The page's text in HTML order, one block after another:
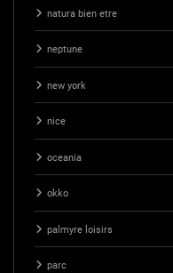
natura bien etre
neptune
new york
nice
oceania
okko
palmyre loisirs
parc